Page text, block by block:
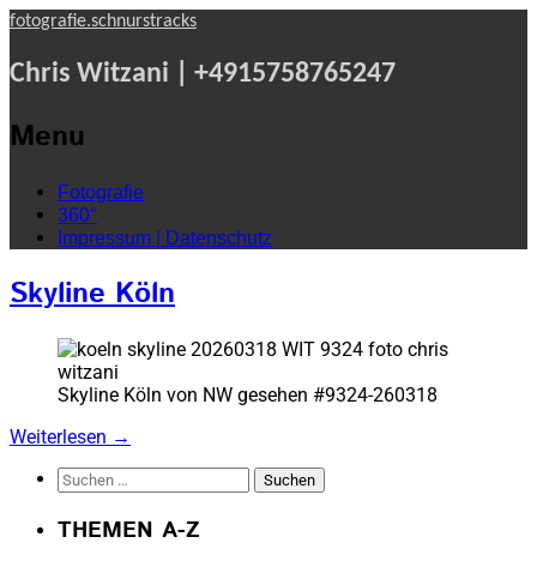
fotografie.schnurstracks
Chris Witzani | +4915758765247
Menu
Skip
content
Fotografie
360°
Impressum | Datenschutz
Skyline Köln
Skyline Köln von NW gesehen #9324-260318
Weiterlesen →
Suchen
nach:
THEMEN A-Z